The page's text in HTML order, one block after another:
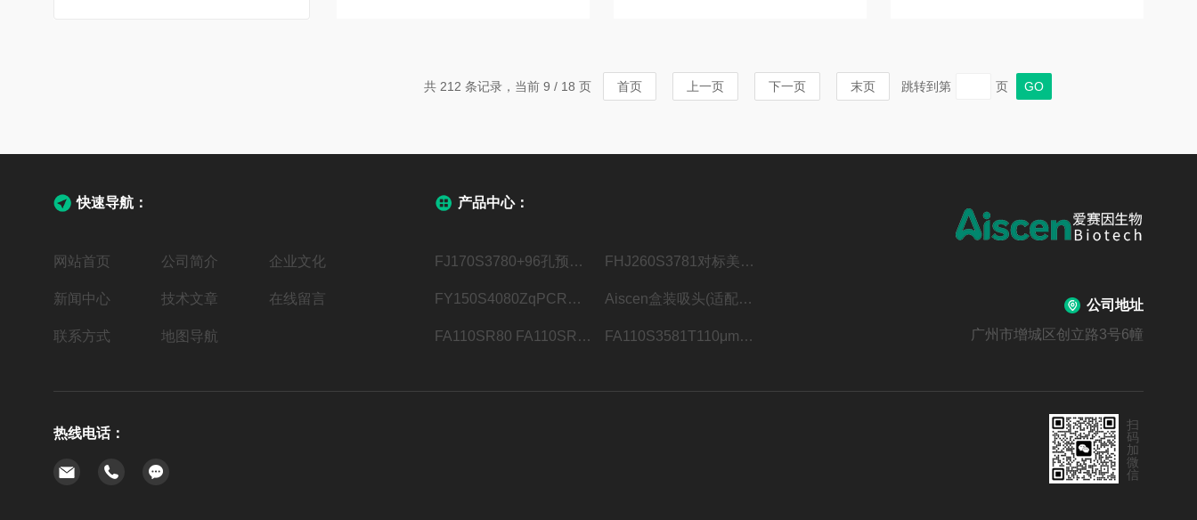
共 212 条记录，当前 9 / 18 页 首页 上一页 下一页 末页 跳转到第 页
快速导航：
网站首页 公司简介 企业文化
新闻中心 技术文章 在线留言
联系方式 地图导航
产品中心：
FJ170S3780+96孔预开孔穿刺膜“+”开口 FHJ260S3781对标美国Bio-RadMicroseal B粘性光学封膜
FY150S4080ZqPCR荧光定量压敏膜 手柄双虚线，可撕边 Aiscen盒装吸头(适配瑞宁LTS系列移液器)
FA110SR80 FA110SR115110μm铝箔热封膜 卷膜 FA110S3581T110μm铝箔热封膜 1×12
公司地址
广州市增城区创立路3号6幢
热线电话：
扫
码
加
微
信